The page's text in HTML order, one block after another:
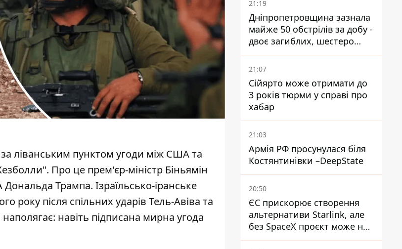
ліванським пунктом угоди між США та
Про це прем'єр-міністр Біньямін
Дональда Трампа. Ізраїльсько-іранське
року після спільних ударів Тель-Авіва та
навіть підписана мирна угода
21:19
Дніпропетровщина зазнала
майже 50 обстрілів за добу -
двоє загиблих, шестеро
постраждалих
21:07
Сійярто може отримати до
3 років тюрми у справі про
хабар
21:03
Армія РФ просунулася біля
Костянтинівки –DeepState
20:50
ЄС прискорює створення
альтернативи Starlink, але
без SpaceX проєкт може не
обійтися